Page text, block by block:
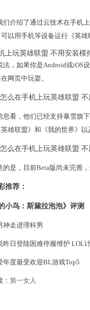
们介绍了通过云技术在手机
以用手机等设备运行《英
法，如果你是Android或iOS
网页中玩耍。
息看，他们已经支持暴雪旗
雄联盟》和《我的世界》以
的是，目前Beta版尚未完善
推荐：
小鸟：斯黛拉泡泡》评测
神走进理科男
昨日登陆困难停服维护 LOL
年度最受欢迎BL游戏Top5
第一女人